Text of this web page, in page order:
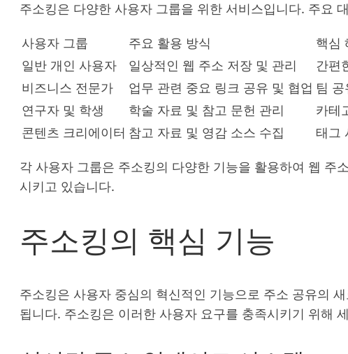
주소킹은 다양한 사용자 그룹을 위한 서비스입니다. 주요
사용자 그룹 주요 활용 방식
핵심
일반 개인 사용자
일상적인 웹 주소 저장 및 관리 간편
비즈니스 전문가
업무 관련 중요 링크 공유 및 협업 팀
연구자 및 학생
학술 자료 및 참고 문헌 관리
카테
콘텐츠 크리에이터 참고 자료 및 영감 소스 수집 태그
각 사용자 그룹은 주소킹의 다양한 기능을 활용하여 웹 주
시키고 있습니다.
주소킹의 핵심 기능
주소킹은 사용자 중심의 혁신적인 기능으로 주소 공유의
됩니다. 주소킹은 이러한 사용자 요구를 충족시키기 위해